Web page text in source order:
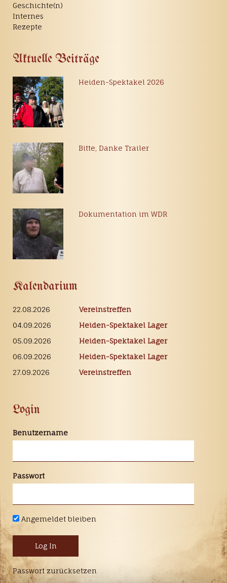
Geschichte(n)
Internes
Rezepte
Aktuelle Beiträge
Heiden-Spektakel 2026
Bitte, Danke Trailer
Dokumentation im WDR
Kalendarium
22.08.2026
Vereinstreffen
04.09.2026
Heiden-Spektakel Lager
05.09.2026
Heiden-Spektakel Lager
06.09.2026
Heiden-Spektakel Lager
27.09.2026
Vereinstreffen
Login
Benutzername
Passwort
Angemeldet bleiben
Passwort zurücksetzen